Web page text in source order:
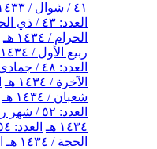
٤١ / شوال / ١٤٣٣ هـ
العدد: ٤٣ / ذي الحجة / ١٤٣٣ هـ
الحرام / ١٤٣٤ هـ
ربيع الأول / ١٤٣٤ هـ
العدد: ٤٨ / جمادى الأولى / ١٤٣٤ هـ
الآخرة / ١٤٣٤ هـ
شعبان / ١٤٣٤ هـ
العدد: ٥٢ / شهر رمضان / ١٤٣٤ هـ
١٤٣٤ هـ
العدد: ٥٤ / ذو القعدة / ١٤٣٤ هـ
الحجة / ١٤٣٤ هـ